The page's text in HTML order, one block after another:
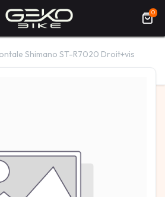
0
Shimano ST-R7020 Droit+vis